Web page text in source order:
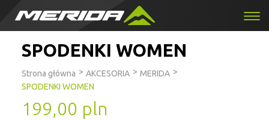
SPODENKI WOMEN
Strona główna > AKCESORIA > MERIDA >
SPODENKI WOMEN
199,00 pln